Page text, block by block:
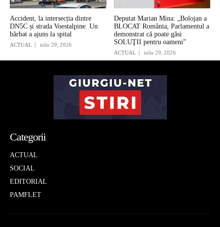
Accident, la intersecția dintre
DN5C și strada Voestalpine. Un
bărbat a ajuns la spital
ACTUAL iulie 29, 2026
Deputat Marian Mina: „Bolojan a
BLOCAT România, Parlamentul a
demonstrat că poate găsi
SOLUŢII pentru oameni”
ACTUAL iulie 29, 2026
Categorii
ACTUAL
SOCIAL
EDITORIAL
PAMFLET